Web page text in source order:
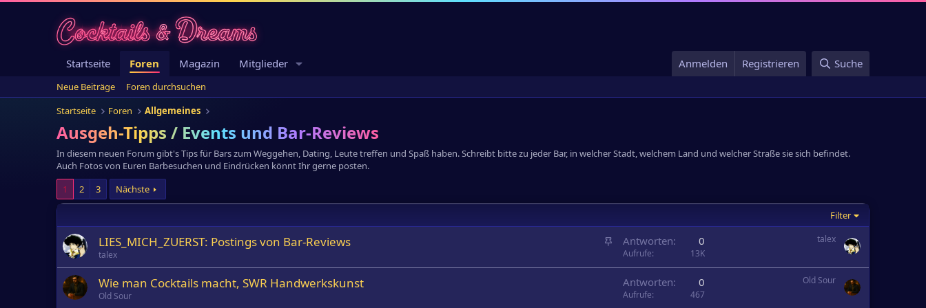
Startseite Foren Magazin Mitglieder Anmelden Registrieren Suche
Neue Beiträge
Foren durchsuchen
Startseite
Foren Allgemeines
Ausgeh-Tipps / Events und Bar-Reviews
In diesem neuen Forum gibt's Tips für Bars zum Weggehen, Dating, Leute treffen und Spaß haben. Schreibt bitte zu jeder Bar, in welcher Stadt, welchem Land und welcher Straße sie sich befindet.
Auch Fotos von Euren Barbesuchen und Eindrücken könnt Ihr gerne posten.
1
2 3 Nächste
Filter
A
g
LIES_MICH_ZUERST: Postings von Bar-Reviews
talex
Antworten 0
Aufrufe 13K
talex
Wie man Cocktails macht, SWR Handwerkskunst
Old Sour
Antworten 0
Aufrufe 467
Old Sour